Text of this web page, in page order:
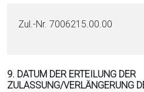
Zul.-Nr. 7006215.00.00
9. DATUM DER ERTEILUNG DER
ZULASSUNG/VERLÄNGERUNG